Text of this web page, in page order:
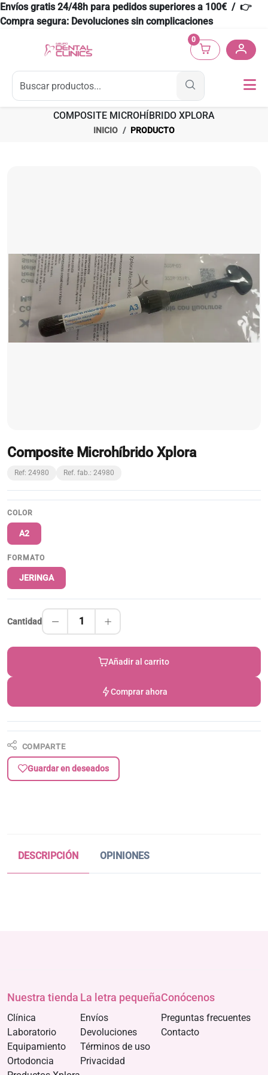
Envíos gratis 24/48h para pedidos superiores a 100€ / 👉
Compra segura: Devoluciones sin complicaciones
0
COMPOSITE MICROHÍBRIDO XPLORA
INICIO PRODUCTO
Composite Microhíbrido Xplora
Ref: 24980 Ref. fab.: 24980
COLOR
A2
FORMATO
JERINGA
Cantidad 1
Añadir al carrito
Comprar ahora
COMPARTE
Guardar en deseados
DESCRIPCIÓN OPINIONES
Nuestra tienda
Clínica
Laboratorio
Equipamiento
Ortodoncia
La letra pequeña
Envíos
Devoluciones
Términos de uso
Privacidad
Conócenos
Preguntas frecuentes
Contacto